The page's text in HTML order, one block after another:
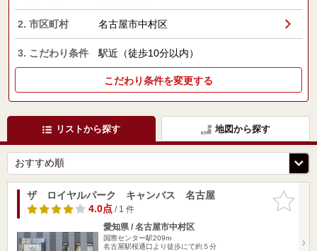
2. 市区町村 名古屋市中村区
3. こだわり条件 駅近（徒歩10分以内）
こだわり条件を変更する
リストから探す 地図から探す
お気に入
りに追加
ザ ロイヤルパーク キャンバス 名古屋
4.0点/ 1 件
愛知県 / 名古屋市中村区
国際センター駅209m
名古屋駅桜通口より徒歩にて約５分